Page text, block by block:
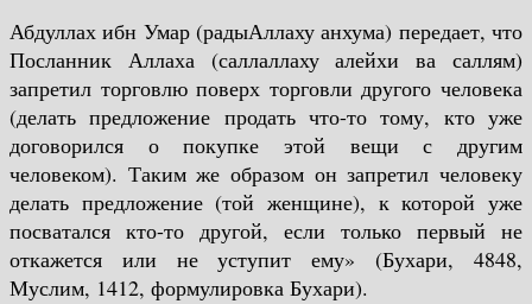
Абдуллах ибн Умар (радыАллаху анхума) передает, что
Посланник Аллаха (саллаллаху алейхи ва саллям)
запретил торговлю поверх торговли другого человека
(делать предложение продать что-то тому, кто уже
договорился о покупке этой вещи с другим
человеком). Таким же образом он запретил человеку
делать предложение (той женщине), к которой уже
посватался кто-то другой, если только первый не
откажется или не уступит ему» (Бухари, 4848,
Муслим, 1412, формулировка Бухари).